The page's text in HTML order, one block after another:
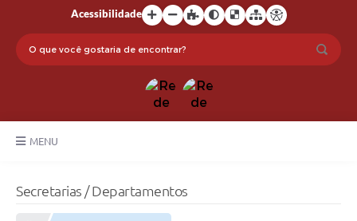
Acessibilidade
MENU
Secretarias / Departamentos